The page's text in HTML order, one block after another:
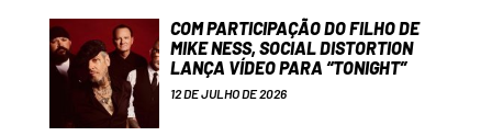
COM PARTICIPAÇÃO DO FILHO DE
MIKE NESS, SOCIAL DISTORTION
LANÇA VÍDEO PARA “TONIGHT”
12 DE JULHO DE 2026